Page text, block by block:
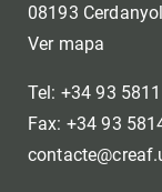
08193
Ver mapa
Tel: +34 93
Fax: +34 93